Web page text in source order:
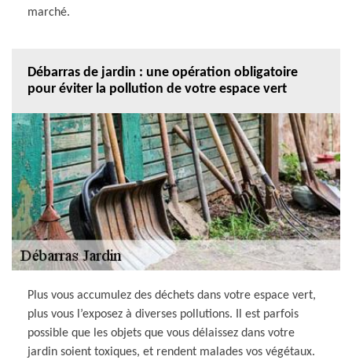
marché.
Débarras de jardin : une opération obligatoire
pour éviter la pollution de votre espace vert
Plus vous accumulez des déchets dans votre espace vert,
plus vous l’exposez à diverses pollutions. Il est parfois
possible que les objets que vous délaissez dans votre
jardin soient toxiques, et rendent malades vos végétaux.